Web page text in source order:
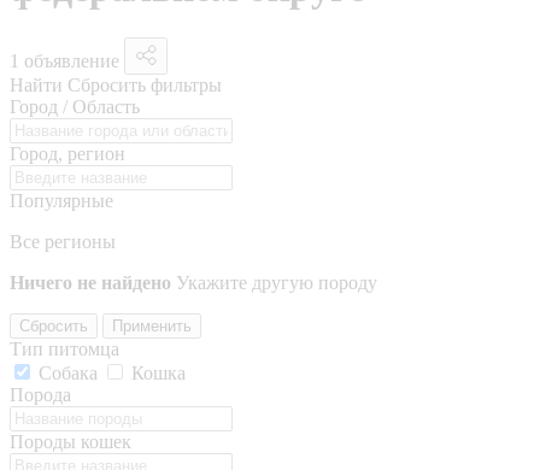
1 объявление
Найти Сбросить фильтры
Город / Область
Город, регион
Популярные
Все регионы
Ничего не найдено Укажите другую породу
Сбросить Применить
Тип питомца
Собака
Кошка
Порода
Породы кошек